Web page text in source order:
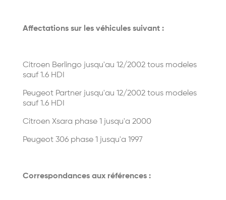
Affectations sur les véhicules suivant :
Citroen Berlingo jusqu'au 12/2002 tous modeles
sauf 1.6 HDI
Peugeot Partner jusqu'au 12/2002 tous modeles
sauf 1.6 HDI
Citroen Xsara phase 1 jusqu'a 2000
Peugeot 306 phase 1 jusqu'a 1997
Correspondances aux références :